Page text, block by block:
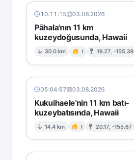
10:11:15 03.08.2026
Pāhala'nın 11 km
kuzeydoğusunda, Hawaii
30.0 km I 19.27, -155.39
05:04:57 03.08.2026
Kukuihaele'nin 11 km batı-
kuzeybatısında, Hawaii
14.4 km I 20.17, -155.67